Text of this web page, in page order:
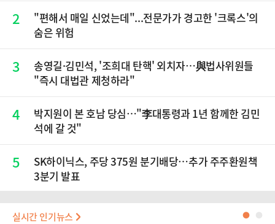
2
"편해서 매일 신었는데"...전문가가 경고한 '크록스'의
숨은 위험
3
송영길·김민석, '조희대 탄핵' 외치자…與법사위원들
"즉시 대법관 제청하라"
4
박지원이 본 호남 당심…"李대통령과 1년 함께한 김민
석에 갈 것"
5
SK하이닉스, 주당 375원 분기배당…추가 주주환원책
3분기 발표
실시간 인기뉴스 ●